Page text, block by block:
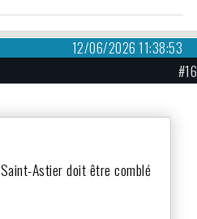
12/06/2026 11:38:53
#16
Astier doit être comblé